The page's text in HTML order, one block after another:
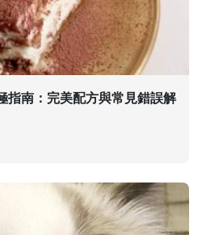
指南：完美配方與常見錯誤解